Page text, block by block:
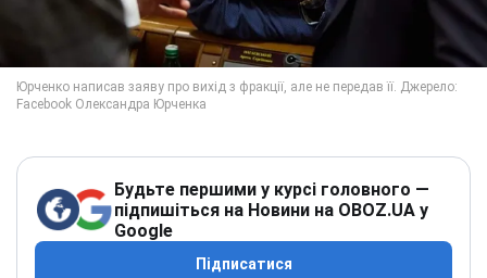
Будьте першими у курсі головного —
підпишіться на Новини на OBOZ.UA у
Google
Підписатися